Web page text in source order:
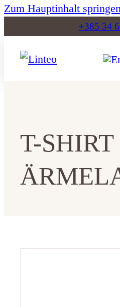
Zum Hauptinhalt
+385 34
T-